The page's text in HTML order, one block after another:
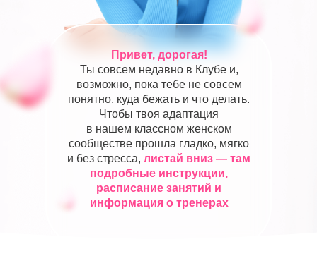
Привет, дорогая!
Ты совсем недавно в Клубе и,
возможно, пока тебе не совсем
понятно, куда бежать и что делать.
Чтобы твоя адаптация
в нашем классном женском
сообществе прошла гладко, мягко
и без стресса, листай вниз — там
подробные инструкции,
расписание занятий и
информация о тренерах